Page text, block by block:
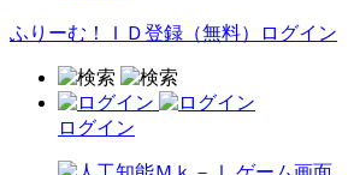
ふりーむ！ＩＤ登録（無料） ログイン
ログイン